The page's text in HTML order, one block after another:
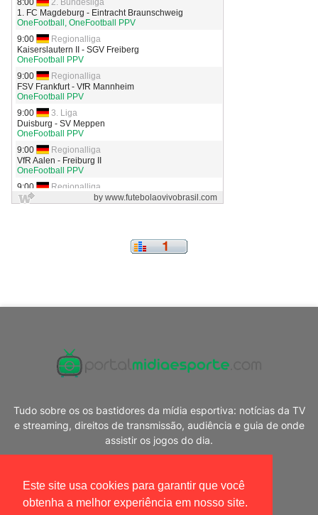
Este site usa cookies para garantir que você
obtenha a melhor experiência em nosso site.
Tudo sobre os os bastidores da mídia esportiva: notícias da TV
e streaming, direitos de transmissão, audiência e guia de onde
assistir os jogos do dia.